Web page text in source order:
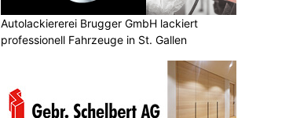
Autolackiererei Brugger GmbH lackiert
professionell Fahrzeuge in St. Gallen